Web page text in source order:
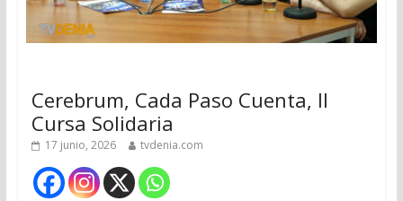
Cerebrum, Cada Paso Cuenta, II
Cursa Solidaria
17 junio, 2026 tvdenia.com